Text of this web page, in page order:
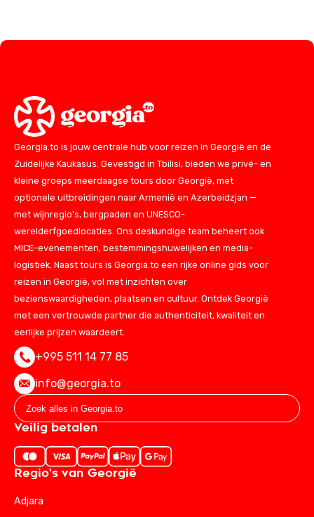
Georgia.to is jouw centrale hub voor reizen in Georgië en de
Zuidelijke Kaukasus. Gevestigd in Tbilisi, bieden we privé- en
kleine groeps meerdaagse tours door Georgië, met
optionele uitbreidingen naar Armenië en Azerbeidzjan —
met wijnregio's, bergpaden en UNESCO-
werelderfgoedlocaties. Ons deskundige team beheert ook
MICE-evenementen, bestemmingshuwelijken en media-
logistiek. Naast tours is Georgia.to een rijke online gids voor
reizen in Georgië, vol met inzichten over
bezienswaardigheden, plaatsen en cultuur. Ontdek Georgië
met een vertrouwde partner die authenticiteit, kwaliteit en
eerlijke prijzen waardeert.
+995 511 14 77 85
info@georgia.to
Veilig betalen
Regio's van Georgië
Adjara